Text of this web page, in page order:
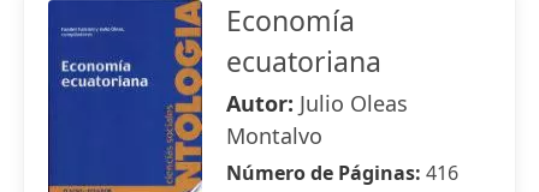
Economía
ecuatoriana
Autor: Julio Oleas
Montalvo
Número de Páginas: 416